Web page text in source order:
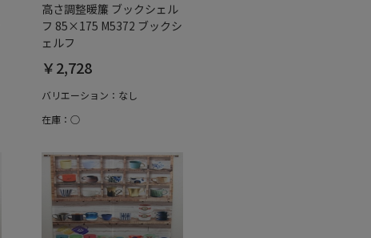
高さ調整暖簾 ブックシェル
フ 85×175 M5372 ブックシ
ェルフ
￥2,728
バリエーション：なし
在庫：○